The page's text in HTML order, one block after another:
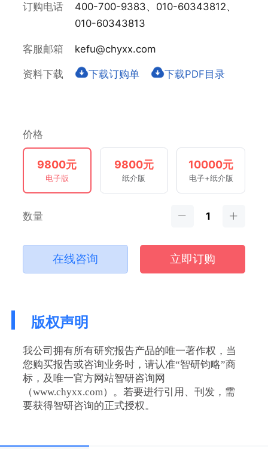
订购电话
400-700-9383、010-60343812、
010-60343813
客服邮箱 kefu@chyxx.com
资料下载 下载订购单 下载PDF目录
价格
9800元
电子版
9800元
纸介版
10000元
电子+纸介版
数量
在线咨询 立即订购
版权声明
我公司拥有所有研究报告产品的唯一著作权，当
您购买报告或咨询业务时，请认准“智研钧略”商
标，及唯一官方网站智研咨询网
（www.chyxx.com）。若要进行引用、刊发，需
要获得智研咨询的正式授权。